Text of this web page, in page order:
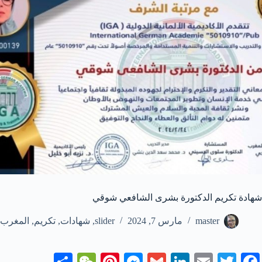
شهادة تكريم الدكتورة بشرى الشافعي شوقي
master مارس 7, 2024 slider
, شهادات, تكريم, المغرب